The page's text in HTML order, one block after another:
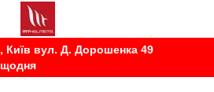
Київ вул. Д. Дорошенка 49
щодня